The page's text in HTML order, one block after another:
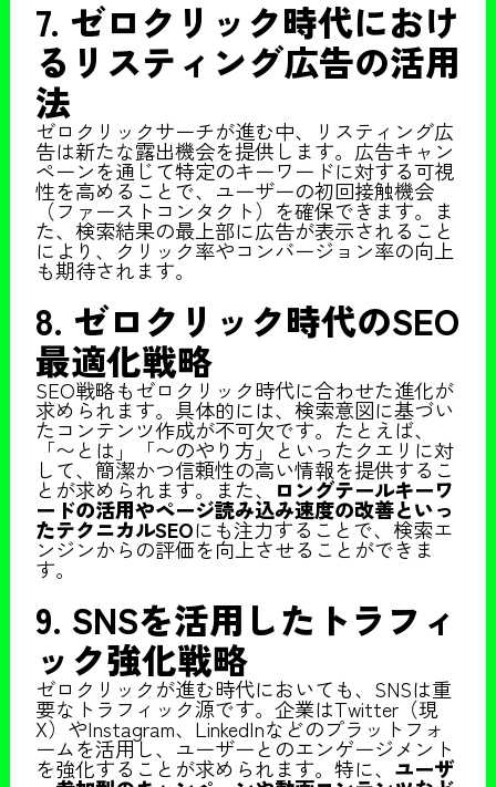
7. ゼロクリック時代におけ
るリスティング広告の活用
法
ゼロクリックサーチが進む中、リスティング広
告は新たな露出機会を提供します。広告キャン
ペーンを通じて特定のキーワードに対する可視
性を高めることで、ユーザーの初回接触機会
（ファーストコンタクト）を確保できます。ま
た、検索結果の最上部に広告が表示されること
により、クリック率やコンバージョン率の向上
も期待されます。
8. ゼロクリック時代のSEO
最適化戦略
SEO戦略もゼロクリック時代に合わせた進化が
求められます。具体的には、検索意図に基づい
たコンテンツ作成が不可欠です。たとえば、
「〜とは」「〜のやり方」といったクエリに対
して、簡潔かつ信頼性の高い情報を提供するこ
とが求められます。また、 ロングテールキーワ
ードの活用やページ読み込み速度の改善といっ
たテクニカルSEOにも注力することで、検索エ
ンジンからの評価を向上させることができま
す。
9. SNSを活用したトラフィ
ック強化戦略
ゼロクリックが進む時代においても、SNSは重
要なトラフィック源です。企業はTwitter（現
X）やInstagram、LinkedInなどのプラットフォ
ームを活用し、ユーザーとのエンゲージメント
を強化することが求められます。特に、 ユーザ